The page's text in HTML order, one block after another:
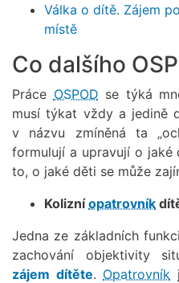
Válka o dítě. Zájem
místě
Co dalšího
Práce OSPOD se týká
musí týkat vždy a jedině
v názvu zmíněná ta
formulují a upravují o jaké
to, o jaké děti se může
Kolizníopatrovník
Jedna ze základních funkci
zachování objektivity
zájem dítěte. Opatrovník